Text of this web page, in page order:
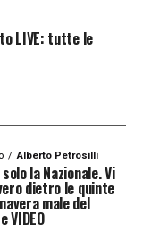
LIVE: tutte le
Alberto Petrosilli
la Nazionale. Vi
dietro le quinte
male del
VIDEO